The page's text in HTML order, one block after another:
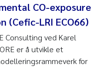
CO-exposure
(Cefic-LRI ECO66)
Consulting ved Karel
er å utvikle et
for